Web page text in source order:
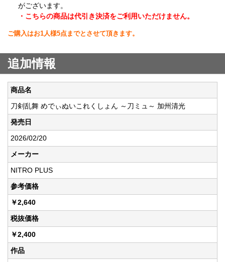
がございます。
・こちらの商品は代引き決済をご利用いただけません。
ご購入はお1人様5点までとさせて頂きます。
追加情報
商品名
刀剣乱舞 めでぃぬいこれくしょん ～刀ミュ～ 加州清光
発売日
2026/02/20
メーカー
NITRO PLUS
参考価格
￥2,640
税抜価格
￥2,400
作品